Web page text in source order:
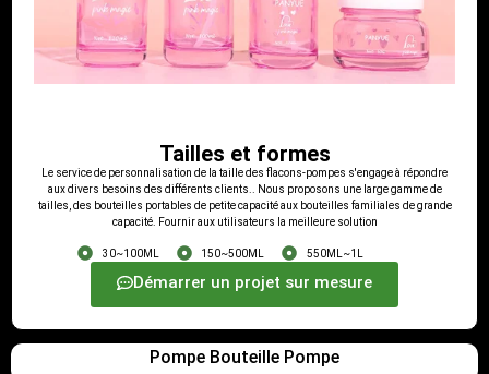
Tailles et formes
Le service de personnalisation de la taille des flacons-pompes s'engage à répondre
aux divers besoins des différents clients.. Nous proposons une large gamme de
tailles, des bouteilles portables de petite capacité aux bouteilles familiales de grande
capacité. Fournir aux utilisateurs la meilleure solution
30~100ML 150~500ML 550ML~1L
Démarrer un projet sur mesure
Pompe Bouteille Pompe